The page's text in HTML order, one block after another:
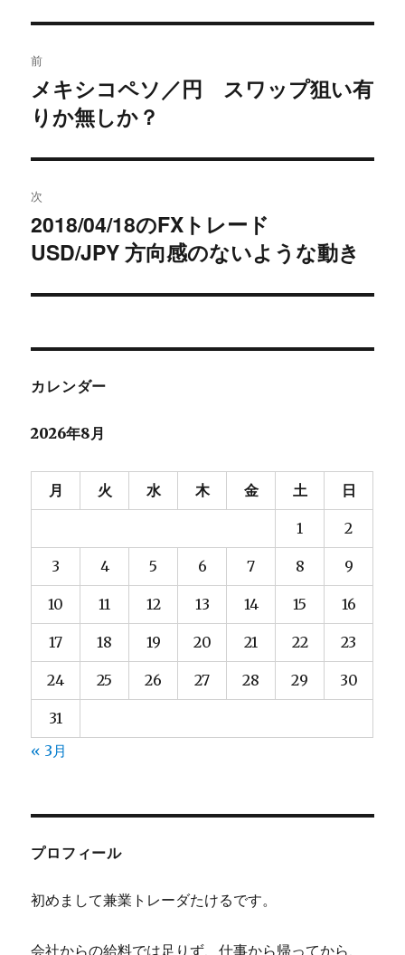
稿
ナ
ビ
ゲ
ー
ン
前
過
去
投
稿:
メキシコペソ／円 スワップ狙い有
りか無しか？
次
次
の
稿:
2018/04/18のFXトレード
USD/JPY 方向感のないような動き
カレンダー
2026年8月
月 火 水 木 金 土 日
1 2
3 4 5 6 7 8 9
10 11 12 13 14 15 16
17 18 19 20 21 22 23
24 25 26 27 28 29 30
31
« 3月
プロフィール
初めまして兼業トレーダたけるです。
会社からの給料では足りず、仕事から帰ってから、